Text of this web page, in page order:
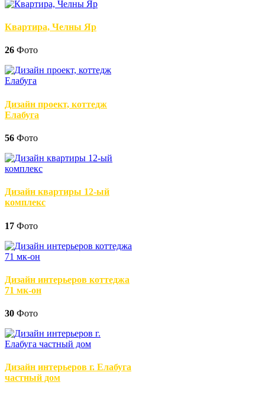
Квартира, Челны Яр
26 Фото
Дизайн проект, коттедж
Елабуга
56 Фото
Дизайн квартиры 12-ый
комплекс
17 Фото
Дизайн интерьеров коттеджа
71 мк-он
30 Фото
Дизайн интерьеров г. Елабуга
частный дом